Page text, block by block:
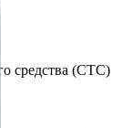
средства (СТС)